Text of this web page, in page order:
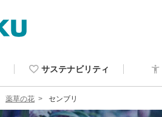
サステナビリティ
薬草の花 センブリ